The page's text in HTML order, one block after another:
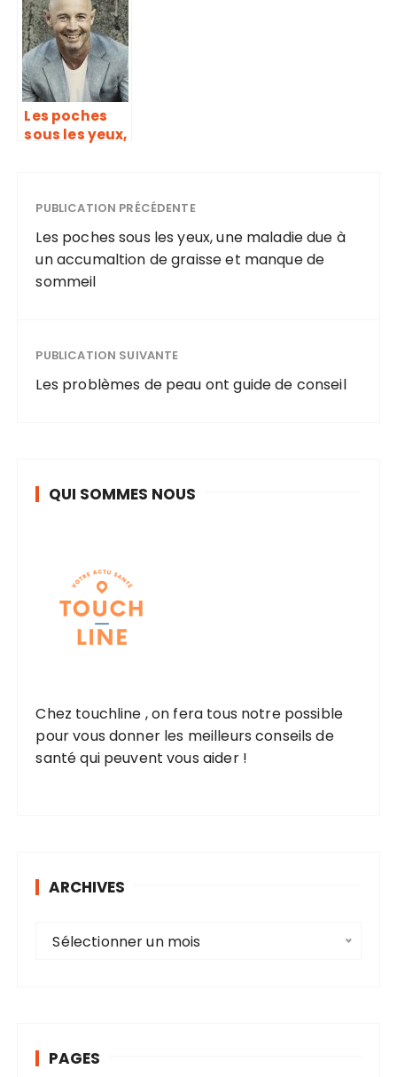
Les poches
sous les yeux,
de graisse et
manque de
sommeil
PUBLICATION PRÉCÉDENTE
Les poches sous les yeux, une maladie due à
un accumaltion de graisse et manque de
sommeil
PUBLICATION SUIVANTE
Les problèmes de peau ont guide de conseil
QUI SOMMES NOUS
Chez touchline , on fera tous notre possible
pour vous donner les meilleurs conseils de
santé qui peuvent vous aider !
ARCHIVES
e
Sélectionner un mois
PAGES